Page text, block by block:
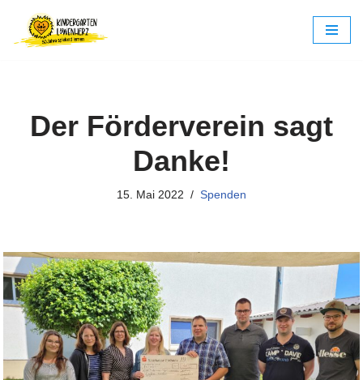
Zum
Der Förderverein sagt
Danke!
15. Mai 2022 Spenden